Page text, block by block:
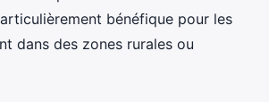
bénéfique pour les
dans des zones rurales ou